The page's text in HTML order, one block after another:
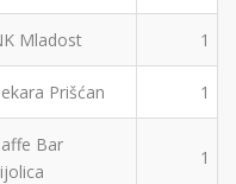
Mladost 1
Prišćan 1
Bar
1